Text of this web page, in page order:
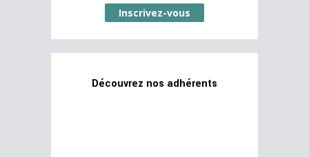
Inscrivez-vous
Découvrez nos adhérents